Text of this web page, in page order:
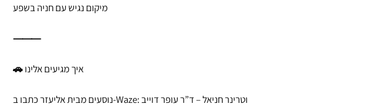
מיקום נגיש עם חניה בשפע
⸻
🚗 איך מגיעים אלינו
נוסעים מבית אליעזר כתבו ב-Waze: וטרינר חניאל – ד”ר עופר דוייב